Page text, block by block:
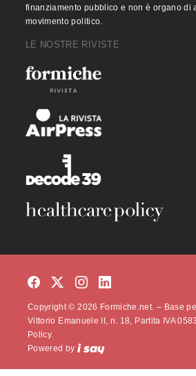
finanziamento pubblico e non è organo di
movimento politico.
LE NOSTRE RIVISTE
Copyright © 2026 Formiche.net. – Base
Vittorio Emanuele II, n. 18, Partita IVA
Policy.
Powered by